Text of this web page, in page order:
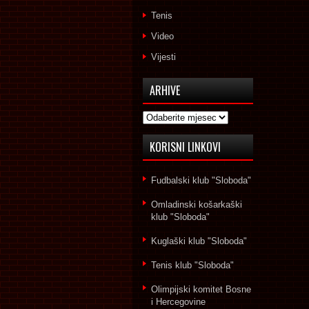
Tenis
Video
Vijesti
ARHIVE
Arhive
KORISNI LINKOVI
Fudbalski klub "Sloboda"
Omladinski košarkaški
klub "Sloboda"
Kuglaški klub "Sloboda"
Tenis klub "Sloboda"
Olimpijski komitet Bosne
i Hercegovine